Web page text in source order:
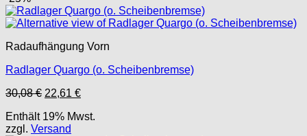
Radaufhängung Vorn
Radlager Quargo (o. Scheibenbremse)
30,08€ Ursprünglicher
war:
30,08 €
22,61 €Aktueller
ist:
Enthält 19% Mwst.
zzgl. Versand